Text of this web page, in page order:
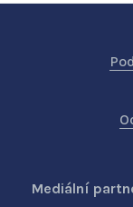
Mediální